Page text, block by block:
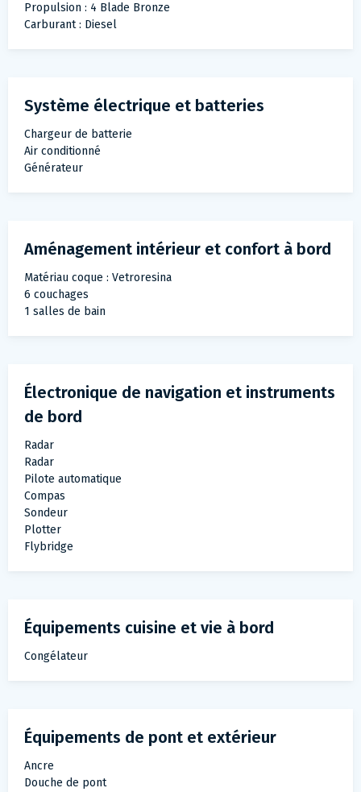
Propulsion : 4 Blade Bronze
Carburant : Diesel
Système électrique et batteries
Chargeur de batterie
Air conditionné
Générateur
Aménagement intérieur et confort à bord
Matériau coque : Vetroresina
6 couchages
1 salles de bain
Électronique de navigation et instruments
de bord
Radar
Radar
Pilote automatique
Compas
Sondeur
Plotter
Flybridge
Équipements cuisine et vie à bord
Congélateur
Équipements de pont et extérieur
Ancre
Douche de pont